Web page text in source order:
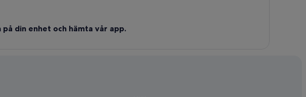
din enhet och hämta vår app.